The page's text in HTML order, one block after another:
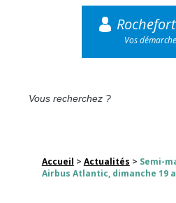
Vos
Accueil > Actualités > Semi-
Airbus Atlantic, dimanche 19